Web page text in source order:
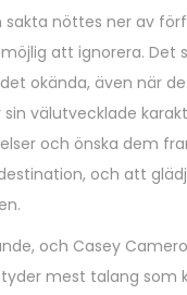
nöttes ner av
att ignorera.
okända, även när
välutvecklade
och önska dem
och att
och Casey
mest talang